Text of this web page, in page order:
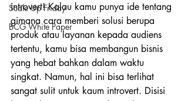
Scale Up Friday
BCG White Paper
introvert! Kalau kamu punya ide tentang
gimana cara memberi solusi berupa
produk atau layanan kepada audiens
tertentu, kamu bisa membangun bisnis
yang hebat bahkan dalam waktu
singkat. Namun, hal ini bisa terlihat
sangat sulit untuk kaum introvert. Disisi